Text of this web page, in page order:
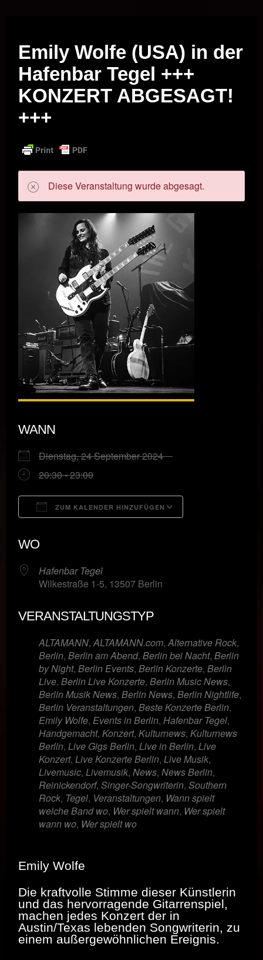
Emily Wolfe (USA) in der
Hafenbar Tegel +++
KONZERT ABGESAGT!
+++
Diese Veranstaltung wurde abgesagt.
WANN
Dienstag, 24 September 2024
20:30 - 23:00
ZUM KALENDER HINZUFÜGEN
WO
Hafenbar Tegel
Wilkestraße 1-5, 13507 Berlin
VERANSTALTUNGSTYP
ALTAMANN,ALTAMANN.com,Alternative Rock,
Berlin, Berlin am Abend, Berlin bei Nacht, Berlin
by Night, Berlin Events, Berlin Konzerte, Berlin
Live, Berlin Live Konzerte, Berlin Music News,
Berlin Musik News, Berlin News, Berlin Nightlife,
Berlin Veranstaltungen, Beste Konzerte Berlin,
Emily Wolfe, Events in Berlin, Hafenbar Tegel,
Handgemacht, Konzert, Kulturnews, Kulturnews
Berlin, Live Gigs Berlin, Live in Berlin, Live
Konzert, Live Konzerte Berlin, Live Musik,
Livemusic, Livemusik, News, News Berlin,
Reinickendorf, Singer-Songwriterin, Southern
Rock, Tegel, Veranstaltungen, Wann spielt
welche Band wo, Wer spielt wann, Wer spielt
wann wo, Wer spielt wo
Emily Wolfe
Die kraftvolle Stimme dieser Künstlerin
und das hervorragende Gitarrenspiel,
machen jedes Konzert der in
Austin/Texas lebenden Songwriterin, zu
einem außergewöhnlichen Ereignis.